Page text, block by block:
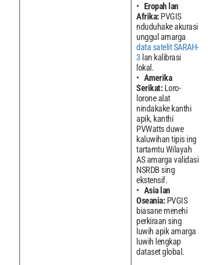
Eropah lan
Afrika: PVGIS
nduduhake akurasi
unggul amarga
data satelit SARAH-
3 lan kalibrasi
lokal.
Amerika
Serikat: Loro-
lorone alat
nindakake kanthi
apik, kanthi
PVWatts duwe
kaluwihan tipis ing
tartamtu Wilayah
AS amarga validasi
NSRDB sing
ekstensif.
Asia lan
Oseania: PVGIS
biasane menehi
perkiraan sing
luwih apik amarga
luwih lengkap
dataset global.